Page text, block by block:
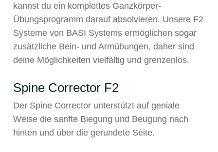
kannst du ein komplettes Ganzkörper-
Übungsprogramm darauf absolvieren. Unsere F2
Systeme von BASI Systems ermöglichen sogar
zusätzliche Bein- und Armübungen, daher sind
deine Möglichkeiten vielfältig und grenzenlos.
Spine Corrector F2
Der Spine Corrector unterstützt auf geniale
Weise die sanfte Biegung und Beugung nach
hinten und über die gerundete Seite.